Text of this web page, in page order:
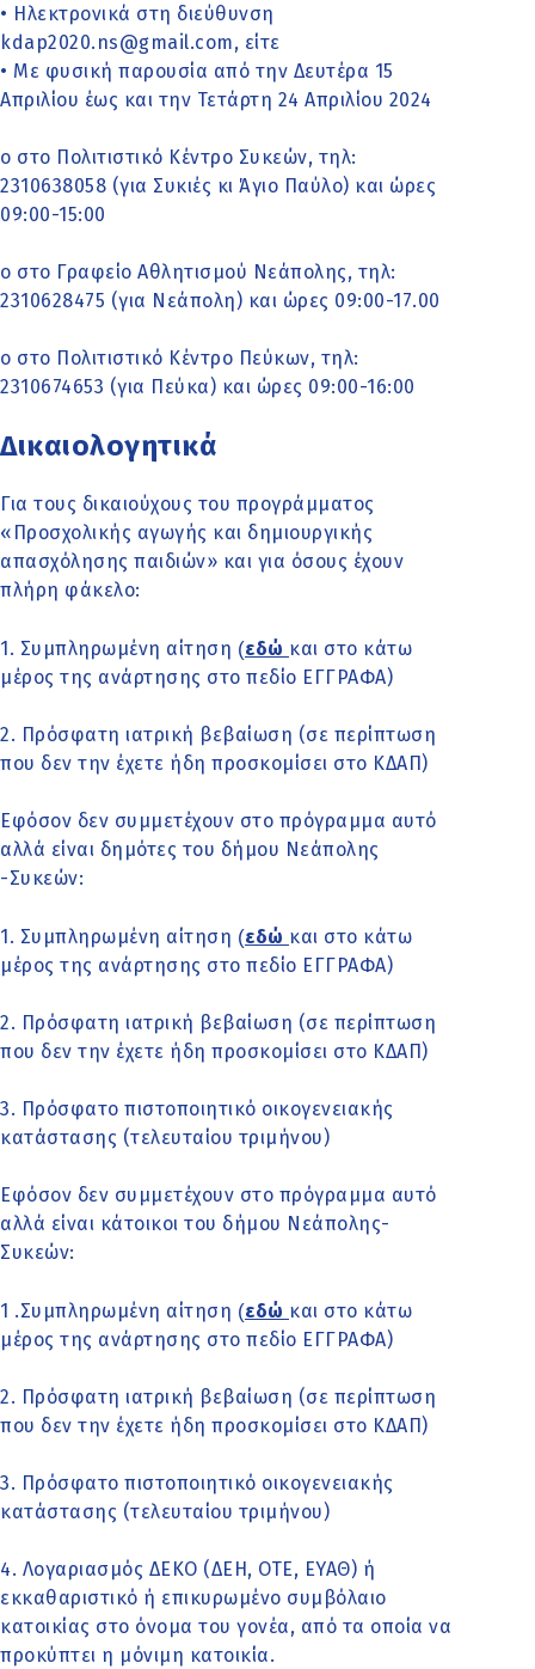
• Ηλεκτρονικά στη διεύθυνση
kdap2020.ns@gmail.com, είτε
• Με φυσική παρουσία από την Δευτέρα 15
Απριλίου έως και την Τετάρτη 24 Απριλίου 2024
o στο Πολιτιστικό Κέντρο Συκεών, τηλ:
2310638058 (για Συκιές κι Άγιο Παύλο) και ώρες
09:00-15:00
o στο Γραφείο Αθλητισμού Νεάπολης, τηλ:
2310628475 (για Νεάπολη) και ώρες 09:00-17.00
o στο Πολιτιστικό Κέντρο Πεύκων, τηλ:
2310674653 (για Πεύκα) και ώρες 09:00-16:00
Δικαιολογητικά
Για τους δικαιούχους του προγράμματος
«Προσχολικής αγωγής και δημιουργικής
απασχόλησης παιδιών» και για όσους έχουν
πλήρη φάκελο:
1. Συμπληρωμένη αίτηση (εδώ και στο κάτω
μέρος της ανάρτησης στο πεδίο ΕΓΓΡΑΦΑ)
2. Πρόσφατη ιατρική βεβαίωση (σε περίπτωση
που δεν την έχετε ήδη προσκομίσει στο ΚΔΑΠ)
Εφόσον δεν συμμετέχουν στο πρόγραμμα αυτό
αλλά είναι δημότες του δήμου Νεάπολης
-Συκεών:
1. Συμπληρωμένη αίτηση (εδώ και στο κάτω
μέρος της ανάρτησης στο πεδίο ΕΓΓΡΑΦΑ)
2. Πρόσφατη ιατρική βεβαίωση (σε περίπτωση
που δεν την έχετε ήδη προσκομίσει στο ΚΔΑΠ)
3. Πρόσφατο πιστοποιητικό οικογενειακής
κατάστασης (τελευταίου τριμήνου)
Εφόσον δεν συμμετέχουν στο πρόγραμμα αυτό
αλλά είναι κάτοικοι του δήμου Νεάπολης-
Συκεών:
1 .Συμπληρωμένη αίτηση (εδώ και στο κάτω
μέρος της ανάρτησης στο πεδίο ΕΓΓΡΑΦΑ)
2. Πρόσφατη ιατρική βεβαίωση (σε περίπτωση
που δεν την έχετε ήδη προσκομίσει στο ΚΔΑΠ)
3. Πρόσφατο πιστοποιητικό οικογενειακής
κατάστασης (τελευταίου τριμήνου)
4. Λογαριασμός ΔΕΚΟ (ΔΕΗ, ΟΤΕ, ΕΥΑΘ) ή
εκκαθαριστικό ή επικυρωμένο συμβόλαιο
κατοικίας στο όνομα του γονέα, από τα οποία να
προκύπτει η μόνιμη κατοικία.